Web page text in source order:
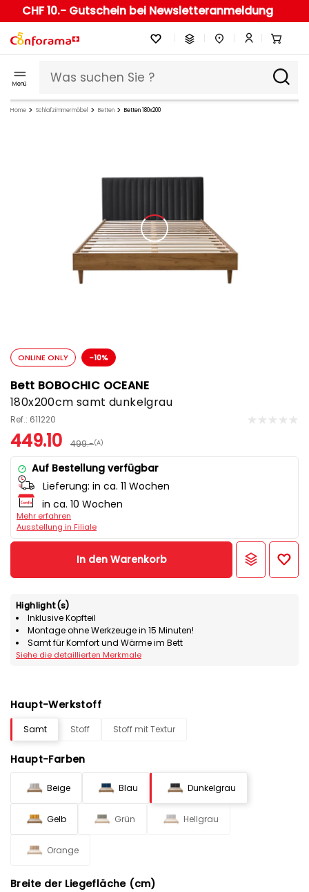
CHF 10.- Gutschein bei Newsletteranmeldung
Menü
Home Schlafzimmermöbel Betten Betten 180x200
ONLINE ONLY -10%
Bett BOBOCHIC OCEANE
180x200cm samt dunkelgrau
Ref.: 611220
449.10 499.-(A)
Auf Bestellung verfügbar
Lieferung: in ca. 11 Wochen
in ca. 10 Wochen
Mehr erfahren
Ausstellung in Filiale
In den Warenkorb
Highlight(s)
Inklusive Kopfteil
Montage ohne Werkzeuge in 15 Minuten!
Samt für Komfort und Wärme im Bett
Siehe die detaillierten Merkmale
Haupt-Werkstoff
Samt Stoff Stoff mit Textur
Haupt-Farben
Beige Blau Dunkelgrau
Gelb Grün Hellgrau
Orange
Breite der Liegefläche (cm)